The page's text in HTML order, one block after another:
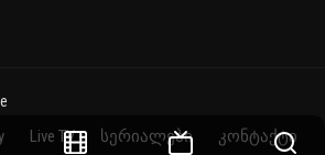
Live TV სერიალები კონტაქტი